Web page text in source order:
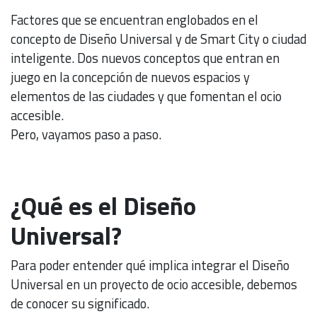
Factores que se encuentran englobados en el
concepto de Diseño Universal y de Smart City o ciudad
inteligente. Dos nuevos conceptos que entran en
juego en la concepción de nuevos espacios y
elementos de las ciudades y que fomentan el ocio
accesible.
Pero, vayamos paso a paso.
¿Qué es el Diseño
Universal?
Para poder entender qué implica integrar el Diseño
Universal en un proyecto de ocio accesible, debemos
de conocer su significado.